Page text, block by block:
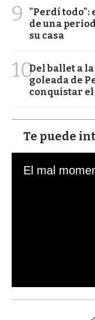
9
"Perdí todo":
de una
su casa
10Del ballet a
goleada de
conquistar
Te puede
s